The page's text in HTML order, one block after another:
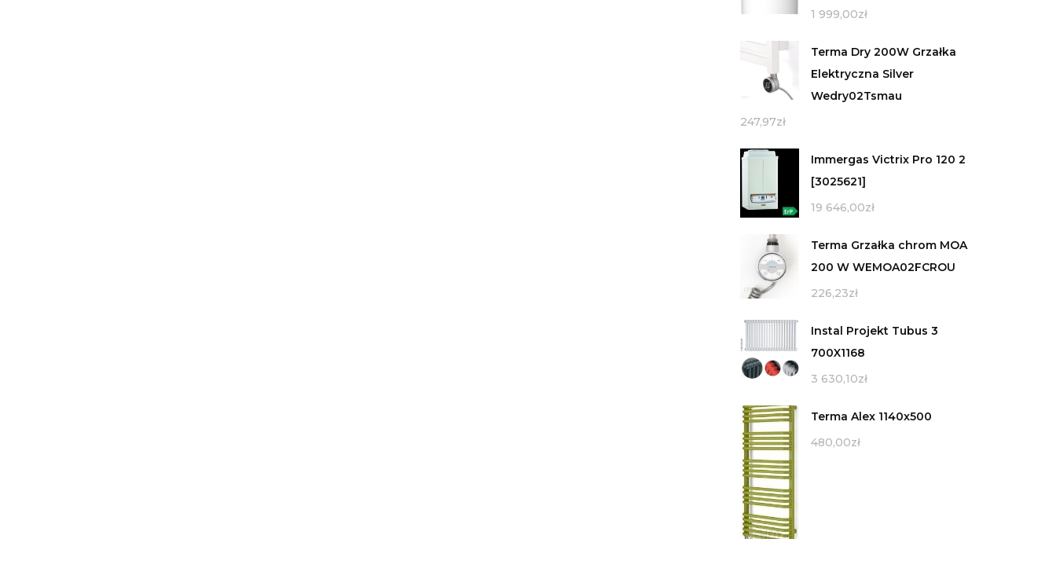
1 999,00zł
Terma Dry 200W Grzałka
Elektryczna Silver
Wedry02Tsmau
247,97zł
Immergas Victrix Pro 120 2
[3025621]
19 646,00zł
Terma Grzałka chrom MOA
200 W WEMOA02FCROU
226,23zł
Instal Projekt Tubus 3
700X1168
3 630,10zł
Terma Alex 1140x500
480,00zł